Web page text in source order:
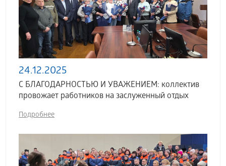
24.12.2025
С БЛАГОДАРНОСТЬЮ И УВАЖЕНИЕМ: коллектив
провожает работников на заслуженный отдых
Подробнее